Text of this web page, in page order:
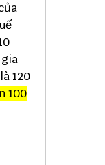
120
100